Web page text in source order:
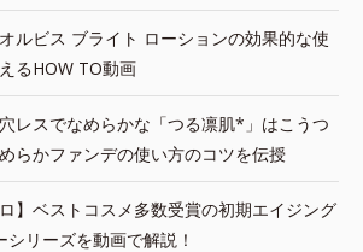
ルビス ブライト ローションの効果的な使
るHOW TO動画
レスでなめらかな「つる凛肌*」はこうつ
らかファンデの使い方のコツを伝授
】ベストコスメ多数受賞の初期エイジング
リーズを動画で解説！